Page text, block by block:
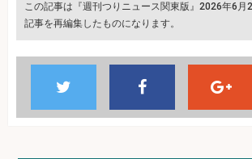
この記事は『週刊つりニュース関東版』2026年6月
記事を再編集したものになります。